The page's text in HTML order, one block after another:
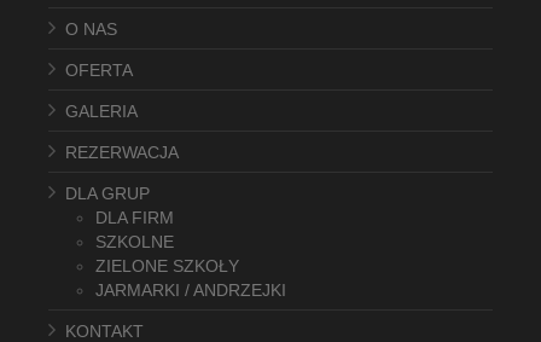
O NAS
OFERTA
GALERIA
REZERWACJA
DLA GRUP
DLA FIRM
SZKOLNE
ZIELONE SZKOŁY
JARMARKI / ANDRZEJKI
KONTAKT